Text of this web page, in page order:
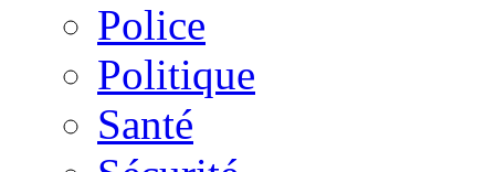
Police
Politique
Santé